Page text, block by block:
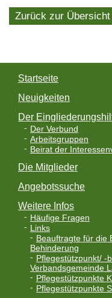
Zurück zur Übersicht
Startseite
Neuigkeiten
Der
Der Verbund
Arbeitsgruppen
Beirat der
Die Mitglieder
Angebotssuche
Weitere Infos
Häufige Fragen
Links
Beauftragte für die
Behinderung
Pflegestützpunkt/ -
Verbandsgemeinde
Pflegestützpunkte
Pflegestützpunkte